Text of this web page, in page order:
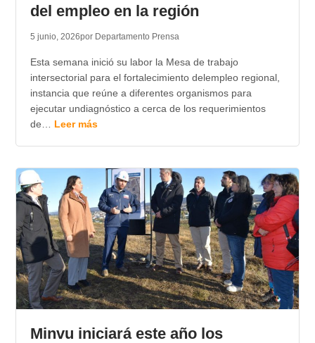
del empleo en la región
5 junio, 2026por Departamento Prensa
Esta semana inició su labor la Mesa de trabajo
intersectorial para el fortalecimiento delempleo regional,
instancia que reúne a diferentes organismos para
ejecutar undiagnóstico a cerca de los requerimientos
de… Leer más
Minvu iniciará este año los